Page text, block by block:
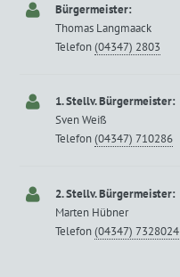
Bürgermeister:
Thomas Langmaack
Telefon(04347) 2803
1. Stellv. Bürgermeister:
Sven Weiß
Telefon(04347) 710286
2. Stellv. Bürgermeister:
Marten Hübner
Telefon(04347) 7328024